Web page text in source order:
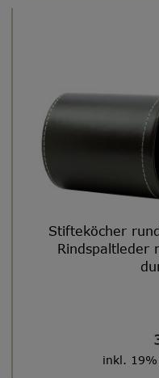
Stifteköcher
Rindspaltleder
inkl.